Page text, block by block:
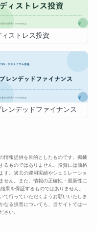
ィストレス投資
レンデッドファイナンス
情報提供を目的としたものです。掲載
るものではありません。投資には価格
す。過去の運用実績やシュミレーショ
せん。また、情報の正確性・最新性に
果を保証するものではありません。
て行っていただくようお願いいたしま
なる損害についても、当サイトでは一
さい。